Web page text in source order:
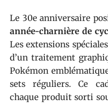
Le 30e anniversaire
année-charnière de
Les extensions
d’un traitement
Pokémon
sets réguliers. Ce
chaque produit sorti